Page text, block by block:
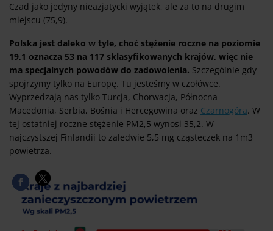
Czad jako jedyny nieazjatycki wyjątek, ale za to na drugim
miejscu (75,9).
Polska jest daleko w tyle, choć stężenie roczne na poziomie
19,1 oznacza 53 na 117 sklasyfikowanych krajów, więc nie
ma specjalnych powodów do zadowolenia. Szczególnie gdy
spojrzymy tylko na Europę. Tu jesteśmy w czołówce.
Wyprzedzają nas tylko Turcja, Chorwacja, Północna
Macedonia, Serbia, Bośnia i Hercegowina oraz Czarnogóra. W
tej ostatniej roczne stężenie PM2,5 wynosi 35,2. W
najczystszej Finlandii to zaledwie 5,5 mg cząsteczek na 1m3
powietrza.